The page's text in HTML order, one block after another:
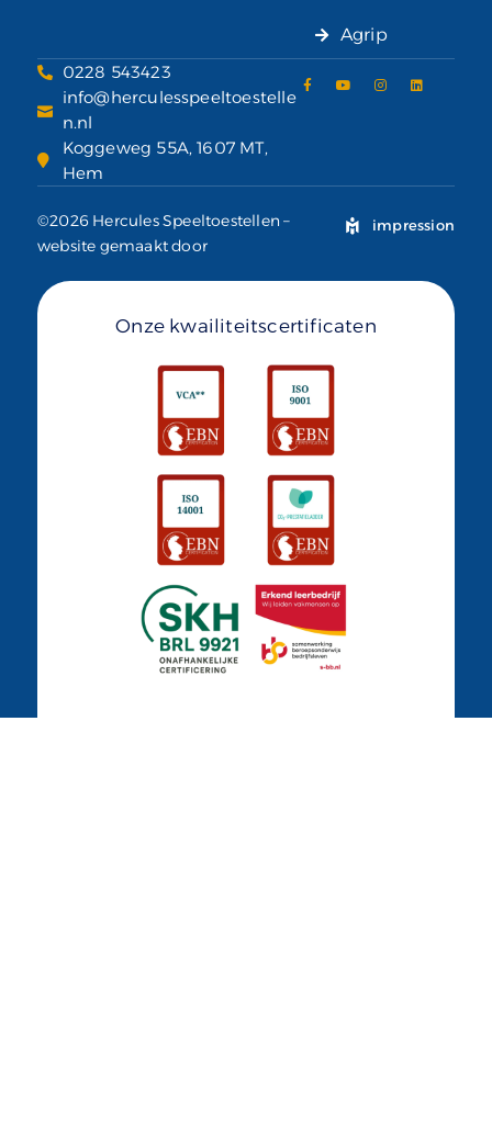
Agrip
0228 543423
info@herculesspeeltoestelle
n.nl
Koggeweg 55A, 1607 MT,
Hem
©2026 Hercules Speeltoestellen –
website gemaakt door
impression
Onze kwailiteitscertificaten